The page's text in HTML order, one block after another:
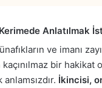
Anlatılmak
ve imanı
bir hakikat
İkincisi,